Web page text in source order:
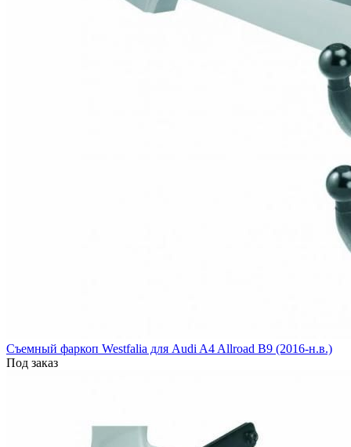
Cъемный фаркоп Westfalia для Audi A4 Allroad B9 (2016-н.в.)
Под заказ